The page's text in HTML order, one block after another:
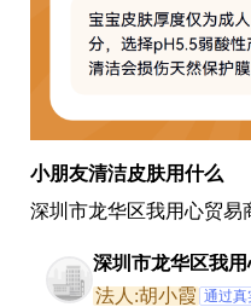
小朋友清洁皮肤用什么
深圳市龙华区我用心贸易
深圳市龙华区我
法人:胡小霞 通过真